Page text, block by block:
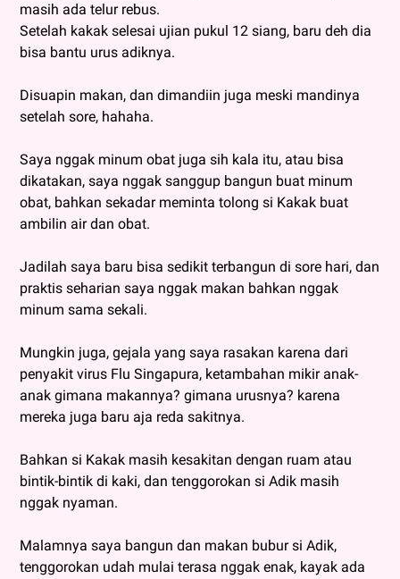
masih ada telur rebus.
Setelah kakak selesai ujian pukul 12 siang, baru deh dia
bisa bantu urus adiknya.
Disuapin makan, dan dimandiin juga meski mandinya
setelah sore, hahaha.
Saya nggak minum obat juga sih kala itu, atau bisa
dikatakan, saya nggak sanggup bangun buat minum
obat, bahkan sekadar meminta tolong si Kakak buat
ambilin air dan obat.
Jadilah saya baru bisa sedikit terbangun di sore hari, dan
praktis seharian saya nggak makan bahkan nggak
minum sama sekali.
Mungkin juga, gejala yang saya rasakan karena dari
penyakit virus Flu Singapura, ketambahan mikir anak-
anak gimana makannya? gimana urusnya? karena
mereka juga baru aja reda sakitnya.
Bahkan si Kakak masih kesakitan dengan ruam atau
bintik-bintik di kaki, dan tenggorokan si Adik masih
nggak nyaman.
Malamnya saya bangun dan makan bubur si Adik,
tenggorokan udah mulai terasa nggak enak, kayak ada